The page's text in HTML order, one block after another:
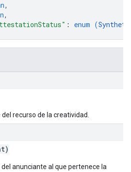
,
,
: enum (
recurso de la creatividad.
del anunciante al que pertenece la